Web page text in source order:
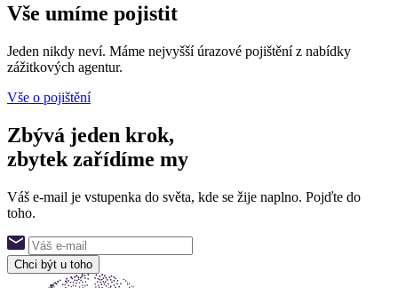
Vše umíme pojistit
Jeden nikdy neví. Máme nejvyšší úrazové pojištění z nabídky
zážitkových agentur.
Vše o pojištění
Zbývá jeden krok,
zbytek zařídíme my
Váš e-mail je vstupenka do světa, kde se žije naplno. Pojďte do
toho.
Chci být u toho